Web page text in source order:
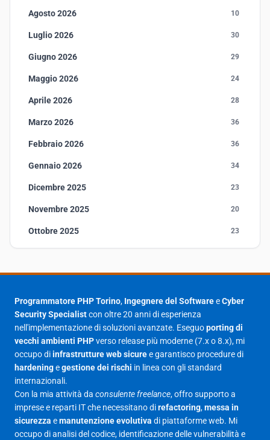
Agosto 2026 10
Luglio 2026 30
Giugno 2026 29
Maggio 2026 24
Aprile 2026 28
Marzo 2026 36
Febbraio 2026 36
Gennaio 2026 34
Dicembre 2025 23
Novembre 2025 20
Ottobre 2025 23
Agosto 2025 1
23
Giugno 2025
Maggio 2025 27
Aprile 2025
Marzo 2025
Febbraio 2025 17
Gennaio 2025
Programmatore PHP Torino, Ingegnere del SoftwareeCyber
Security Specialistcon oltre 20 anni di esperienza
nell'implementazione di soluzioni avanzate. Eseguoporting di
vecchi ambienti PHPverso release più moderne (7.x o 8.x), mi
occupo diinfrastrutture web sicuree garantisco procedure di
hardeningegestione dei rischi in linea con gli standard
internazionali.
Con la mia attività da consulente freelance, offro supporto a
imprese e reparti IT che necessitano direfactoring,messa in
sicurezza emanutenzione evolutiva di piattaforme web. Mi
occupo di analisi del codice, identificazione delle vulnerabilità e